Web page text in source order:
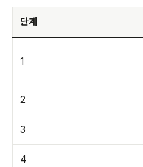
단계
1
2
3
4